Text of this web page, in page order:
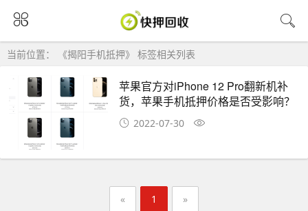
当前位置： 《揭阳手机抵押》 标签相关列表
苹果官方对iPhone 12 Pro翻新机补
货，苹果手机抵押价格是否受影响？
2022-07-30
« 1 »